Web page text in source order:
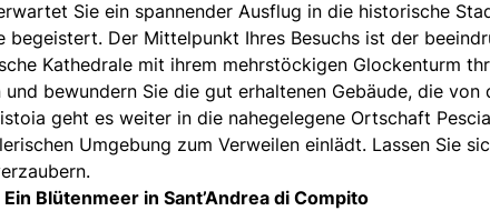
Sie ein spannender Ausflug in die historische
begeistert. Der Mittelpunkt Ihres Besuchs ist der
Kathedrale mit ihrem mehrstöckigen Glockenturm
und bewundern Sie die gut erhaltenen Gebäude, die
geht es weiter in die nahegelegene Ortschaft
Umgebung zum Verweilen einlädt. Lassen Sie
Ein Blütenmeer in Sant’Andrea di Compito